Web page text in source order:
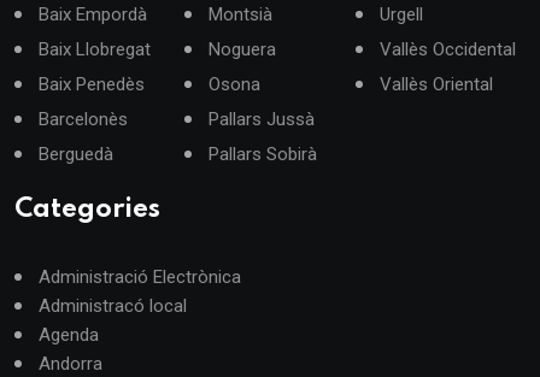
Baix Empordà
Baix Llobregat
Baix Penedès
Barcelonès
Berguedà
Montsià
Noguera
Osona
Pallars Jussà
Pallars Sobirà
Urgell
Vallès Occidental
Vallès Oriental
Categories
Administració Electrònica
Administracó local
Agenda
Andorra